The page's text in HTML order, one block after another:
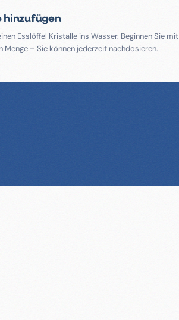
hinzufügen
Esslöffel Kristalle ins Wasser. Beginnen Sie mit
Menge – Sie können jederzeit nachdosieren.